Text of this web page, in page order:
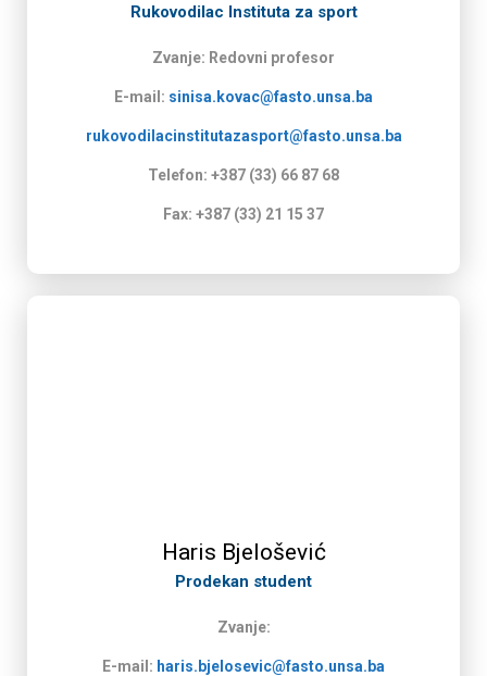
Rukovodilac Instituta za sport
Zvanje: Redovni profesor
E-mail: sinisa.kovac@fasto.unsa.ba
rukovodilacinstitutazasport@fasto.unsa.ba
Telefon: +387 (33) 66 87 68
Fax: +387 (33) 21 15 37
Haris Bjelošević
Prodekan student
Zvanje:
E-mail: haris.bjelosevic@fasto.unsa.ba